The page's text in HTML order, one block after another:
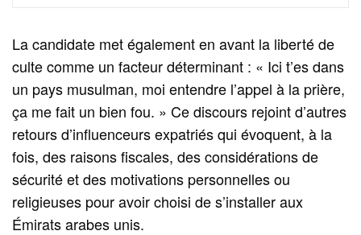
La candidate met également en avant la liberté de
culte comme un facteur déterminant : « Ici t’es dans
un pays musulman, moi entendre l’appel à la prière,
ça me fait un bien fou. » Ce discours rejoint d’autres
retours d’influenceurs expatriés qui évoquent, à la
fois, des raisons fiscales, des considérations de
sécurité et des motivations personnelles ou
religieuses pour avoir choisi de s’installer aux
Émirats arabes unis.